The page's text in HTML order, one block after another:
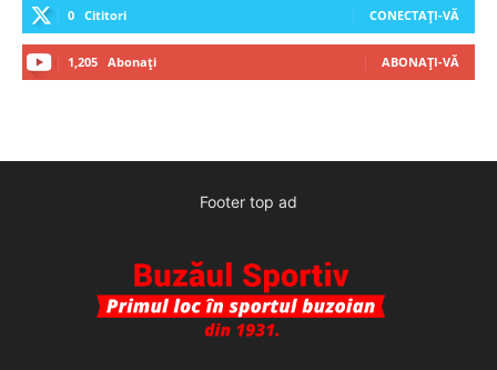
0 Cititori CONECTAȚI-VĂ
1,205 Abonați ABONAȚI-VĂ
Footer top ad